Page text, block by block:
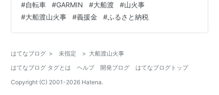
い、早い。ビール🍺と芋焼酎のソーダ割りを頂いた。マ
スターが鹿児島の方ということで芋焼酎の種類もたくさ
んあり満足。 大船渡の山火事が大変なことになってい
心が痛い。何もできないがふるさと納税で義援金を募っ
ていることを知ったので手続きした。 www…
#自転車 #GARMIN #大船渡 #山火事
#大船渡山火事 #義援金 #ふるさと納税
はてなブログ > 未指定 > 大船渡山火事
はてなブログ タグとは
ヘルプ 開発ブログ
はてなブログトップ
Copyright (C) 2001-2026 Hatena.